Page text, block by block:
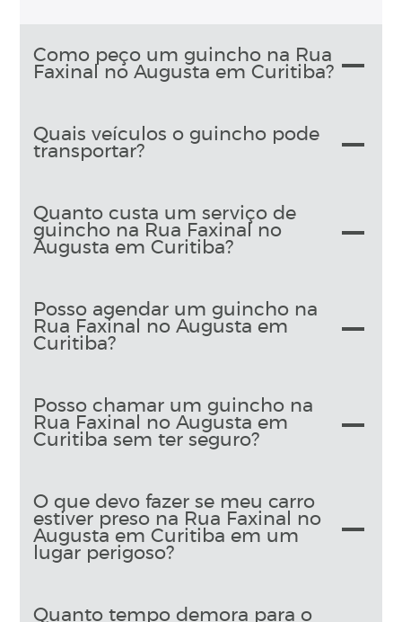
Como peço um guincho na Rua
Faxinal no Augusta em Curitiba?
Quais veículos o guincho pode
transportar?
Quanto custa um serviço de
guincho na Rua Faxinal no
Augusta em Curitiba?
Posso agendar um guincho na
Rua Faxinal no Augusta em
Curitiba?
Posso chamar um guincho na
Rua Faxinal no Augusta em
Curitiba sem ter seguro?
O que devo fazer se meu carro
estiver preso na Rua Faxinal no
Augusta em Curitiba em um
lugar perigoso?
Quanto tempo demora para o